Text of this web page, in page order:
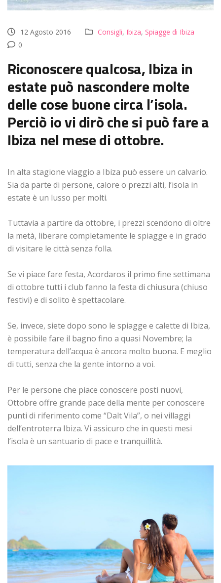
12 Agosto 2016 Consigli, Ibiza, Spiagge di Ibiza
0
Riconoscere qualcosa, Ibiza in
estate può nascondere molte
delle cose buone circa l’isola.
Perciò io vi dirò che si può fare a
Ibiza nel mese di ottobre.
In alta stagione viaggio a Ibiza può essere un calvario.
Sia da parte di persone, calore o prezzi alti, l’isola in
estate è un lusso per molti.
Tuttavia a partire da ottobre, i prezzi scendono di oltre
la metà, liberare completamente le spiagge e in grado
di visitare le città senza folla.
Se vi piace fare festa, Acordaros il primo fine settimana
di ottobre tutti i club fanno la festa di chiusura (chiuso
festivi) e di solito è spettacolare.
Se, invece, siete dopo sono le spiagge e calette di Ibiza,
è possibile fare il bagno fino a quasi Novembre; la
temperatura dell’acqua è ancora molto buona. E meglio
di tutti, senza che la gente intorno a voi.
Per le persone che piace conoscere posti nuovi,
Ottobre offre grande pace della mente per conoscere
punti di riferimento come “Dalt Vila”, o nei villaggi
dell’entroterra Ibiza. Vi assicuro che in questi mesi
l’isola è un santuario di pace e tranquillità.